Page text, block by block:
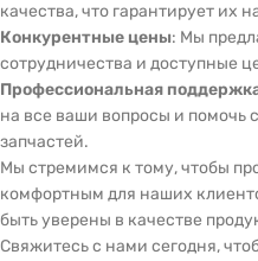
качества, что гарантирует их
Конкурентные цены: Мы
сотрудничества и доступные
Профессиональная
на все ваши вопросы и помочь
запчастей.
Мы стремимся к тому, чтобы
комфортным для наших
быть уверены в качестве
Свяжитесь с нами сегодня,